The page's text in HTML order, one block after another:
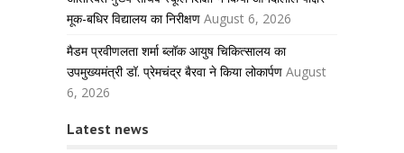
मूक-बधिर विद्यालय का निरीक्षण August 6, 2026
मैडम प्रवीणलता शर्मा ब्लॉक आयुष चिकित्सालय का
उपमुख्यमंत्री डॉ. प्रेमचंद्र बैरवा ने किया लोकार्पण August
6, 2026
Latest news